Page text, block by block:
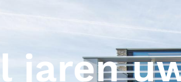
jaren